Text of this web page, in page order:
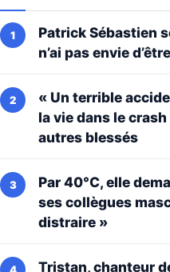
Patrick Sébastien
n’ai pas envie
« Un terrible
la vie dans le
autres blessés
Par 40°C, elle
ses collègues
distraire »
Tristan, chanteur